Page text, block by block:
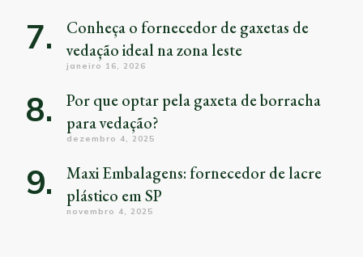
Conheça o fornecedor de gaxetas de
vedação ideal na zona leste
janeiro 16, 2026
Por que optar pela gaxeta de borracha
para vedação?
dezembro 4, 2025
Maxi Embalagens: fornecedor de lacre
plástico em SP
novembro 4, 2025